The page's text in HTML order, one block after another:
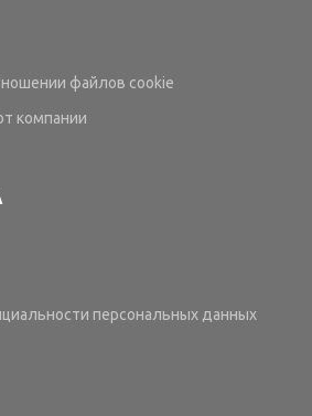
файлов cookie
компании
персональных данных